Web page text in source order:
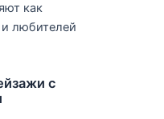
как
любителей
с